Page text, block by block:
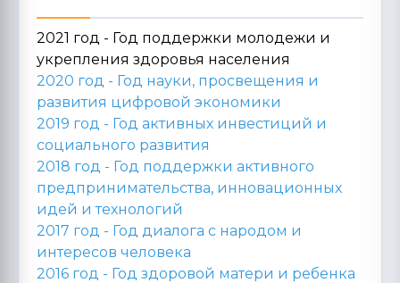
2021 год - Год поддержки молодежи и
укрепления здоровья населения
2020 год - Год науки, просвещения и
развития цифровой экономики
2019 год - Год активных инвестиций и
социального развития
2018 год - Год поддержки активного
предпринимательства, инновационных
идей и технологий
2017 год - Год диалога с народом и
интересов человека
2016 год - Год здоровой матери и ребенка